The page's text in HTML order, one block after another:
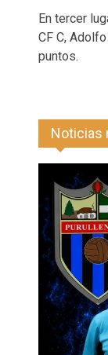
En tercer
CF C,
puntos.
Noticias